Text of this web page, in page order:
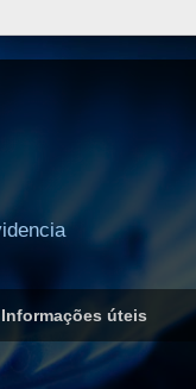
Informações úteis